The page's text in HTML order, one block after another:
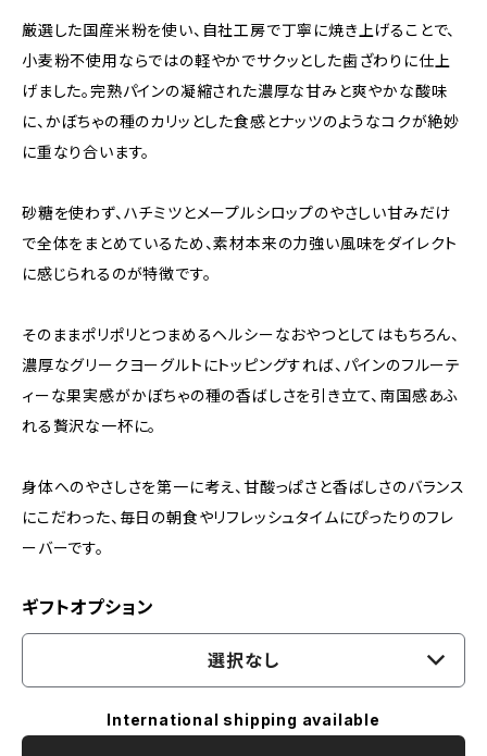
厳選した国産米粉を使い、自社工房で丁寧に焼き上げることで、
小麦粉不使用ならではの軽やかでサクッとした歯ざわりに仕上
げました。完熟パインの凝縮された濃厚な甘みと爽やかな酸味
に、かぼちゃの種のカリッとした食感とナッツのようなコクが絶妙
に重なり合います。
砂糖を使わず、ハチミツとメープルシロップのやさしい甘みだけ
で全体をまとめているため、素材本来の力強い風味をダイレクト
に感じられるのが特徴です。
そのままポリポリとつまめるヘルシーなおやつとしてはもちろん、
濃厚なグリークヨーグルトにトッピングすれば、パインのフルーテ
ィーな果実感がかぼちゃの種の香ばしさを引き立て、南国感あふ
れる贅沢な一杯に。
身体へのやさしさを第一に考え、甘酸っぱさと香ばしさのバランス
にこだわった、毎日の朝食やリフレッシュタイムにぴったりのフレ
ーバーです。
ギフトオプション
選択なし
International shipping available